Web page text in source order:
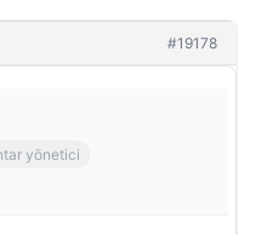
#19178
yönetici